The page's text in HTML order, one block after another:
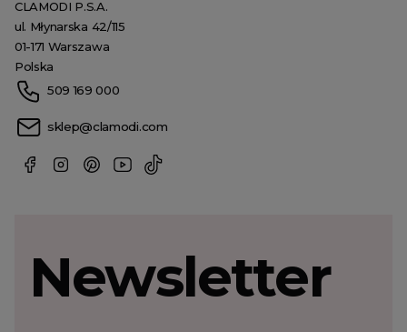
CLAMODI P.S.A.
ul. Młynarska 42/115
01-171 Warszawa
Polska
509 169 000
sklep@clamodi.com
Newsletter